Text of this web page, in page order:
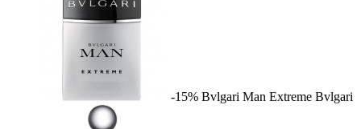
-15% Bvlgari Man Extreme Bvlgari